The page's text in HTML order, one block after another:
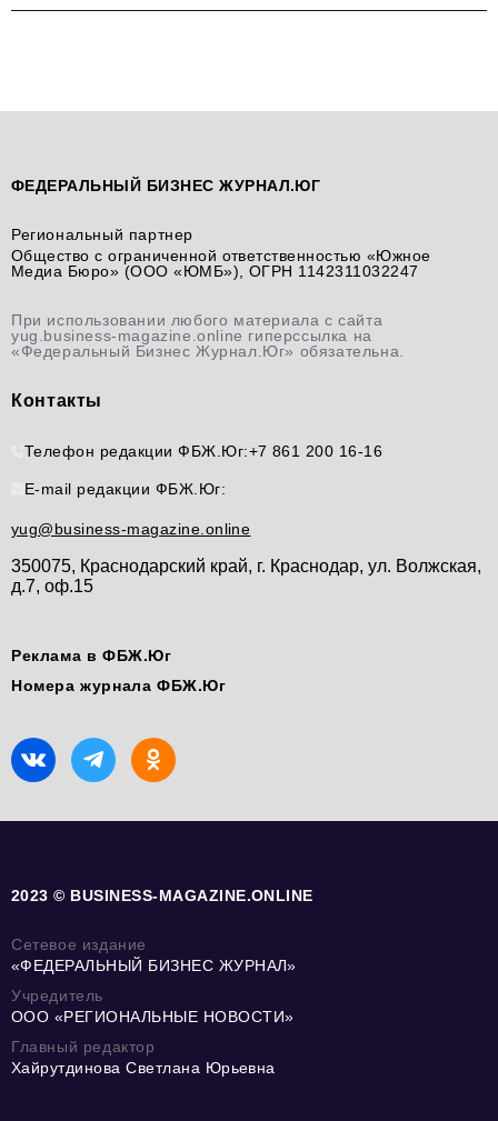
ФЕДЕРАЛЬНЫЙ БИЗНЕС ЖУРНАЛ.ЮГ
Региональный партнер
Общество с ограниченной ответственностью «Южное
Медиа Бюро» (ООО «ЮМБ»), ОГРН 1142311032247
При использовании любого материала с сайта
yug.business-magazine.online гиперссылка на
«Федеральный Бизнес Журнал.Юг» обязательна.
Контакты
Телефон редакции ФБЖ.Юг:+7 861 200 16-16
E-mail редакции ФБЖ.Юг:
yug@business-magazine.online
350075, Краснодарский край, г. Краснодар, ул. Волжская,
д.7, оф.15
Реклама в ФБЖ.Юг
Номера журнала ФБЖ.Юг
2023 © BUSINESS-MAGAZINE.ONLINE
Сетевое издание
«ФЕДЕРАЛЬНЫЙ БИЗНЕС ЖУРНАЛ»
Учредитель
ООО «РЕГИОНАЛЬНЫЕ НОВОСТИ»
Главный редактор
Хайрутдинова Светлана Юрьевна